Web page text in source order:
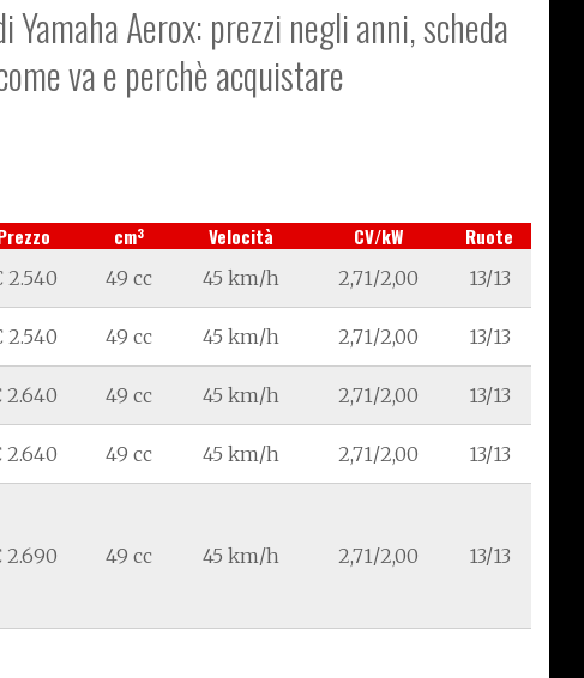
Aerox: prezzi negli anni, scheda
va e perchè acquistare
cm3 Velocità CV/kW Ruote
2.540 49 cc 45 km/h 2,71/2,00 13/13
2.540 49 cc 45 km/h 2,71/2,00 13/13
2.640 49 cc 45 km/h 2,71/2,00 13/13
2.640 49 cc 45 km/h 2,71/2,00 13/13
2.690 49 cc 45 km/h 2,71/2,00 13/13